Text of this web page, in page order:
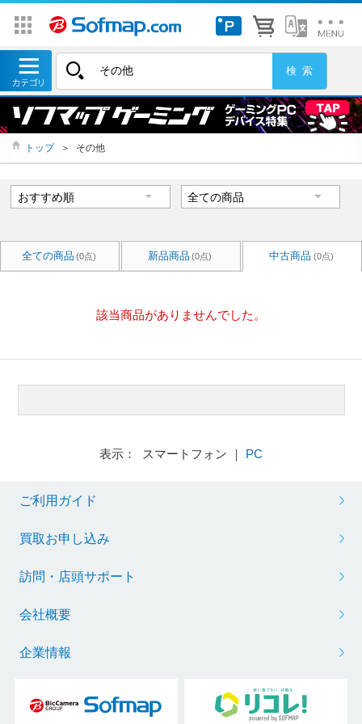
トップ ＞ その他
全ての商品 (0点) 新品商品 (0点) 中古商品 (0点)
該当商品がありませんでした。
表示： スマートフォン ｜ PC
ご利用ガイド
買取お申し込み
訪問・店頭サポート
会社概要
企業情報